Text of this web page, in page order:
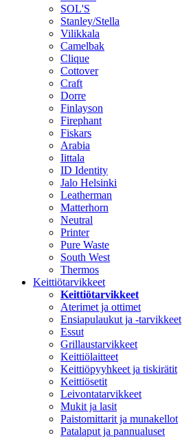
SOL'S
Stanley/Stella
Vilikkala
Camelbak
Clique
Cottover
Craft
Dorre
Finlayson
Firephant
Fiskars
Arabia
Iittala
ID Identity
Jalo Helsinki
Leatherman
Matterhorn
Neutral
Printer
Pure Waste
South West
Thermos
Keittiötarvikkeet
Keittiötarvikkeet
Aterimet ja ottimet
Ensiapulaukut ja -tarvikkeet
Essut
Grillaustarvikkeet
Keittiölaitteet
Keittiöpyyhkeet ja tiskirätit
Keittiösetit
Leivontatarvikkeet
Mukit ja lasit
Paistomittarit ja munakellot
Patalaput ja pannualuset